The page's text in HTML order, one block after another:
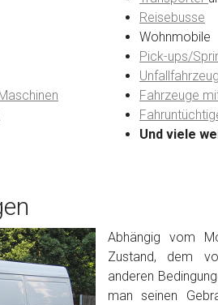
Reisebusse
Wohnmobile
Pick-ups/
Fahrzeuge
Und viele
Abhängig vom
Zustand, dem
anderen
man seinen